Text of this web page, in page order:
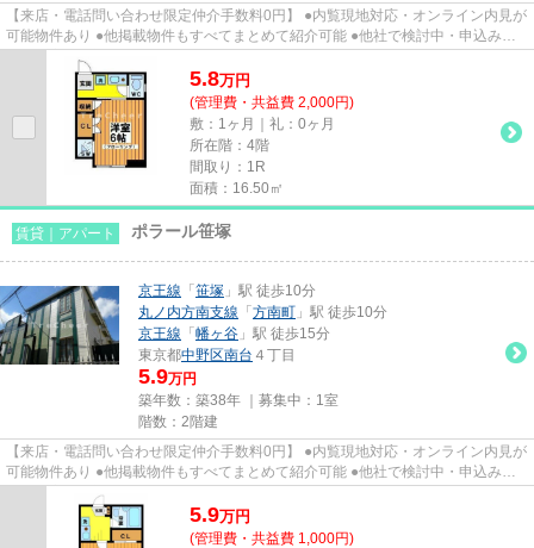
【来店・電話問い合わせ限定仲介手数料0円】 ●内覧現地対応・オンライン内見が
可能物件あり ●他掲載物件もすべてまとめて紹介可能 ●他社で検討中・申込み済
みのお客様、初期費用がさら...
5.8万円
(管理費・共益費 2,000円)
敷：1ヶ月｜礼：0ヶ月
所在階：4階
間取り：1R
面積：16.50㎡
賃貸｜アパート ポラール笹塚
京王線 「 笹塚 」駅 徒歩10分
丸ノ内方南支線 「 方南町 」駅 徒歩10分
京王線 「 幡ヶ谷 」駅 徒歩15分
東京都中野区南台 ４丁目
5.9万円
築年数：築38年 ｜募集中： 1室
階数：2階建
【来店・電話問い合わせ限定仲介手数料0円】 ●内覧現地対応・オンライン内見が
可能物件あり ●他掲載物件もすべてまとめて紹介可能 ●他社で検討中・申込み済
みのお客様、初期費用がさら...
5.9万円
(管理費・共益費 1,000円)